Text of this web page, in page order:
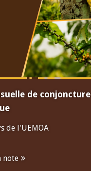
de conjoncture
de l'UEMOA
note